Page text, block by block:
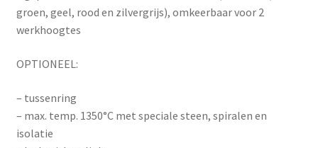
groen, geel, rood en zilvergrijs), omkeerbaar voor 2
werkhoogtes
OPTIONEEL:
– tussenring
– max. temp. 1350°C met speciale steen, spiralen en
isolatie